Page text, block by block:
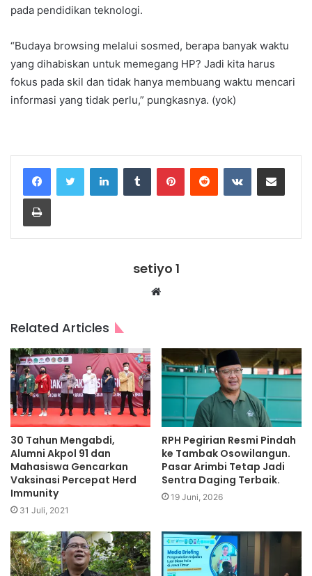
pada pendidikan teknologi.
“Budaya browsing melalui sosmed, berapa banyak waktu
yang dihabiskan untuk memegang HP? Jadi kita harus
fokus pada skil dan tidak hanya membuang waktu mencari
informasi yang tidak perlu,” pungkasnya. (yok)
LinkedInTumblr PinterestReddit VKontakteShare via Email
Print
setiyo 1
Website
Related Articles
30 Tahun Mengabdi,
Alumni Akpol 91 dan
Mahasiswa Gencarkan
Vaksinasi Percepat Herd
Immunity
31 Juli, 2021
RPH Pegirian Resmi Pindah
ke Tambak Osowilangun.
Pasar Arimbi Tetap Jadi
Sentra Daging Terbaik.
19 Juni, 2026